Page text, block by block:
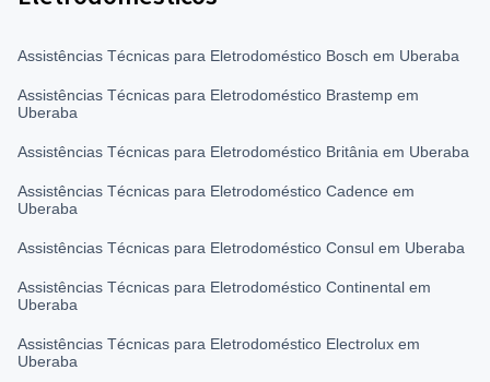
Assistências Técnicas para Eletrodoméstico Bosch em Uberaba
Assistências Técnicas para Eletrodoméstico Brastemp em
Uberaba
Assistências Técnicas para Eletrodoméstico Britânia em Uberaba
Assistências Técnicas para Eletrodoméstico Cadence em
Uberaba
Assistências Técnicas para Eletrodoméstico Consul em Uberaba
Assistências Técnicas para Eletrodoméstico Continental em
Uberaba
Assistências Técnicas para Eletrodoméstico Electrolux em
Uberaba